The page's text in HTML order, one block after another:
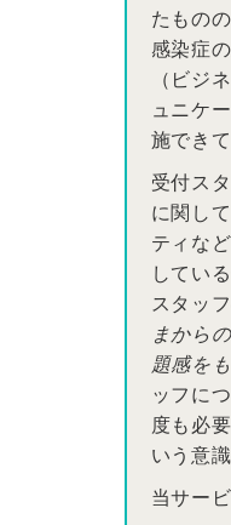
たもの
感染症
（ビジ
ュニケ
施でき
受付ス
に関し
ティな
してい
スタッ
まから
題感を
ッフに
度も必
いう意
当サー